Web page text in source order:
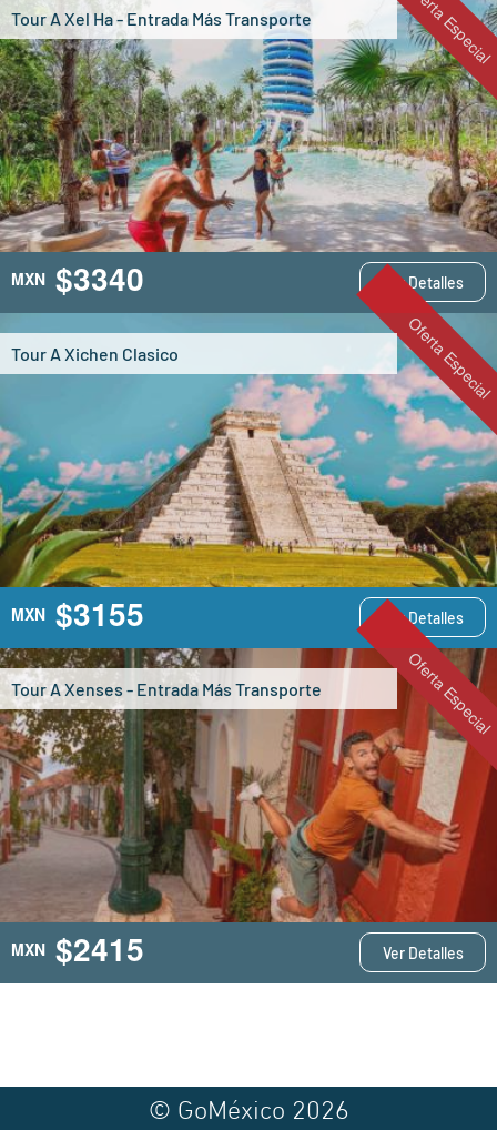
Oferta Especial
Tour A Xel Ha - Entrada Más Transporte
MXN $3340 Ver Detalles
Oferta Especial
Tour A Xichen Clasico
MXN $3155 Ver Detalles
Oferta Especial
Tour A Xenses - Entrada Más Transporte
MXN $2415 Ver Detalles
© GoMéxico 2026